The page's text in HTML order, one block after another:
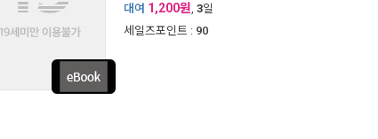
대여 1,200원, 3일
세일즈포인트 : 90